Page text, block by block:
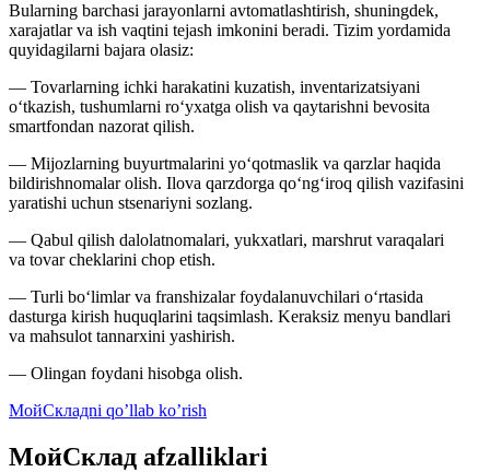
Bularning barchasi jarayonlarni avtomatlashtirish, shuningdek,
xarajatlar va ish vaqtini tejash imkonini beradi. Tizim yordamida
quyidagilarni bajara olasiz:
— Tovarlarning ichki harakatini kuzatish, inventarizatsiyani
o‘tkazish, tushumlarni ro‘yxatga olish va qaytarishni bevosita
smartfondan nazorat qilish.
— Mijozlarning buyurtmalarini yo‘qotmaslik va qarzlar haqida
bildirishnomalar olish. Ilova qarzdorga qo‘ng‘iroq qilish vazifasini
yaratishi uchun stsenariyni sozlang.
— Qabul qilish dalolatnomalari, yukxatlari, marshrut varaqalari
va tovar cheklarini chop etish.
— Turli bo‘limlar va franshizalar foydalanuvchilari o‘rtasida
dasturga kirish huquqlarini taqsimlash. Keraksiz menyu bandlari
va mahsulot tannarxini yashirish.
— Olingan foydani hisobga olish.
МойСкладni qo’llab ko’rish
МойСклад afzalliklari